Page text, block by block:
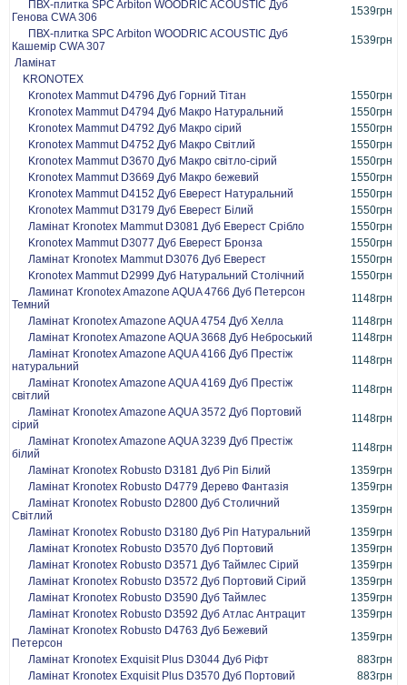
ПВХ-плитка SPC Arbiton WOODRIC ACOUSTIC Дуб
Генова CWA 306
1539грн
ПВХ-плитка SPC Arbiton WOODRIC ACOUSTIC Дуб
Кашемір CWA 307
1539грн
Ламінат
KRONOTEX
Kronotex Mammut D4796 Дуб Горний Тітан
1550грн
Kronotex Mammut D4794 Дуб Макро Натуральний
1550грн
Kronotex Mammut D4792 Дуб Макро сірий
1550грн
Kronotex Mammut D4752 Дуб Макро Світлий
1550грн
Kronotex Mammut D3670 Дуб Макро світло-сірий
1550грн
Kronotex Mammut D3669 Дуб Макро бежевий
1550грн
Kronotex Mammut D4152 Дуб Еверест Натуральний
1550грн
Kronotex Mammut D3179 Дуб Еверест Білий
1550грн
Ламінат Kronotex Mammut D3081 Дуб Еверест Срібло
1550грн
Kronotex Mammut D3077 Дуб Еверест Бронза
1550грн
Ламінат Kronotex Mammut D3076 Дуб Еверест
1550грн
Kronotex Mammut D2999 Дуб Натуральний Столічний
1550грн
Ламинат Kronotex Amazone AQUA 4766 Дуб Петерсон
Темний
1148грн
Ламінат Kronotex Amazone AQUA 4754 Дуб Хелла
1148грн
Ламінат Kronotex Amazone AQUA 3668 Дуб Неброський
1148грн
Ламінат Kronotex Amazone AQUA 4166 Дуб Престіж
натуральний
1148грн
Ламінат Kronotex Amazone AQUA 4169 Дуб Престіж
світлий
1148грн
Ламінат Kronotex Amazone AQUA 3572 Дуб Портовий
сірий
1148грн
Ламінат Kronotex Amazone AQUA 3239 Дуб Престіж
білий
1148грн
Ламінат Kronotex Robusto D3181 Дуб Ріп Білий
1359грн
Ламінат Kronotex Robusto D4779 Дерево Фантазія
1359грн
Ламінат Kronotex Robusto D2800 Дуб Столичний
Світлий
1359грн
Ламінат Kronotex Robusto D3180 Дуб Ріп Натуральний
1359грн
Ламінат Kronotex Robusto D3570 Дуб Портовий
1359грн
Ламінат Kronotex Robusto D3571 Дуб Таймлес Сірий
1359грн
Ламінат Kronotex Robusto D3572 Дуб Портовий Сірий
1359грн
Ламінат Kronotex Robusto D3590 Дуб Таймлес
1359грн
Ламінат Kronotex Robusto D3592 Дуб Атлас Антрацит
1359грн
Ламінат Kronotex Robusto D4763 Дуб Бежевий
Петерсон
1359грн
Ламінат Kronotex Exquisit Plus D3044 Дуб Ріфт
883грн
Ламінат Kronotex Exquisit Plus D3570 Дуб Портовий
883грн